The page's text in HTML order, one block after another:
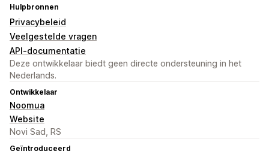
Hulpbronnen
Privacybeleid
Veelgestelde vragen
API-documentatie
Deze ontwikkelaar biedt geen directe ondersteuning in het
Nederlands.
Ontwikkelaar
Noomua
Website
Novi Sad, RS
Geïntroduceerd